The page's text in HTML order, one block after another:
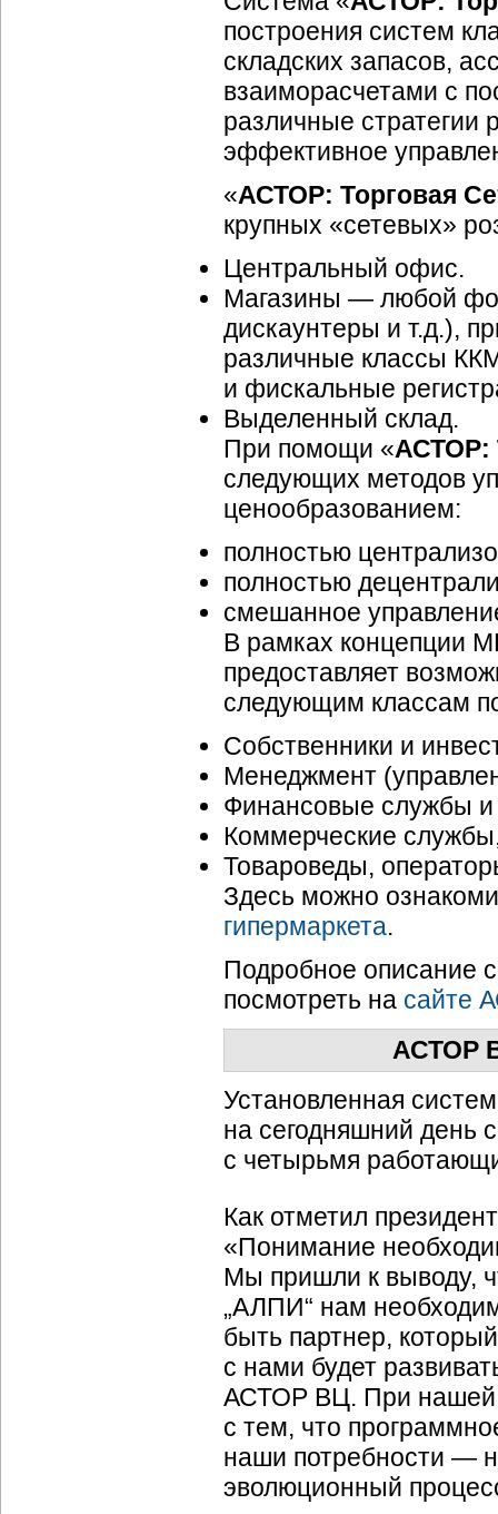
построения систем
складских запасов,
взаиморасчетами с
различные стратегии
эффективное
«АСТОР: Торговая
крупных «сетевых»
Центральный офис.
Магазины — любой
дискаунтеры и т.д.),
различные классы
и фискальные
Выделенный склад.
При помощи «АСТОР:
следующих методов
ценообразованием:
полностью
полностью
смешанное
В рамках концепции
предоставляет
следующим классам
Собственники и
Менеджмент
Финансовые службы и
Коммерческие
Товароведы,
Здесь можно
гипермаркета.
Подробное описание
посмотреть на сайте
АСТОР
Установленная
на сегодняшний день
с четырьмя
Как отметил
«Понимание
Мы пришли к выводу,
„АЛПИ“ нам
быть партнер,
с нами будет
АСТОР ВЦ. При нашей
с тем, что
наши потребности —
эволюционный